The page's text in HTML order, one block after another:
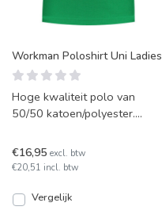
Workman Poloshirt Uni Ladies
Hoge kwaliteit polo van
50/50 katoen/polyester.
knopen, manchetten en
halve-
€16,95 excl. btw
€20,51 incl. btw
Vergelijk